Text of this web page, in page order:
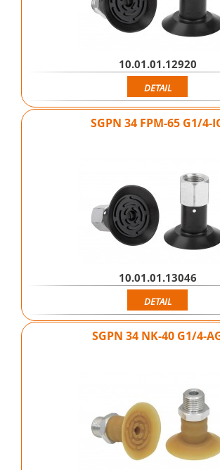
10.01.01.12920
DETAIL
SGPN 34 FPM-65 G1/4-
10.01.01.13046
DETAIL
SGPN 34 NK-40 G1/4-